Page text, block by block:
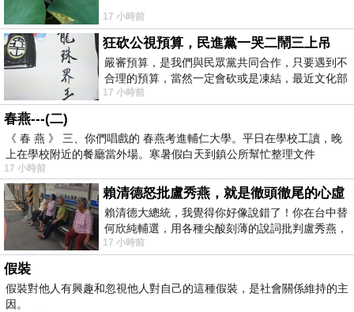
17 小時前
狂砍公視預算，民進黨一哭二鬧三上吊
嚴審預算，是我們與民眾黨共同合作，只要遇到不
合理的預算，當然一定會砍或是凍結，最近文化部
要編列公視和Taiwan plus預算，在110年
17 小時前
春燕---(二)
《 春 燕 》 三、你們唱戲的 春燕考進輔仁大學。平日在學校工讀，晚
上在學校附近的餐廳當外場。寒暑假白天到鎮公所幫忙整理文件
17 小時前
賴清德怒批盧秀燕，就是徹頭徹尾的心虛
賴清德大總統，我覺得你好像說錯了！你在台中替
何欣純輔選，用各種尖酸刻薄的說詞批判盧秀燕，
罵她施政滿意度輸給陳其邁，甚至還說盧
17 小時前
假裝
假裝對他人有興趣和忽視他人對自己的這種假裝，是社會關係維持的主
因。